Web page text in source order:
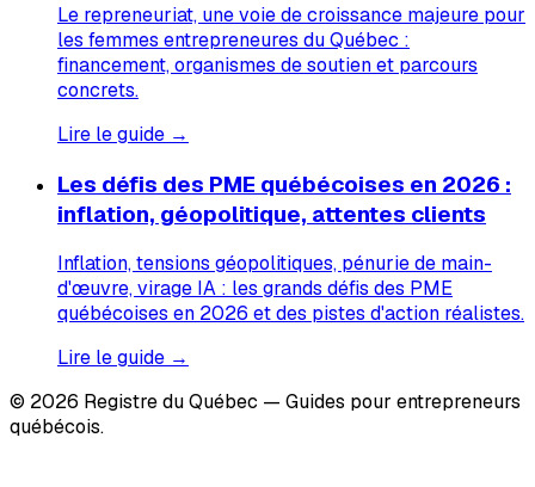
Le repreneuriat, une voie de croissance majeure pour
les femmes entrepreneures du Québec :
financement, organismes de soutien et parcours
concrets.
Lire le guide →
Les défis des PME québécoises en 2026 :
inflation, géopolitique, attentes clients
Inflation, tensions géopolitiques, pénurie de main-
d'œuvre, virage IA : les grands défis des PME
québécoises en 2026 et des pistes d'action réalistes.
Lire le guide →
© 2026 Registre du Québec — Guides pour entrepreneurs
québécois.